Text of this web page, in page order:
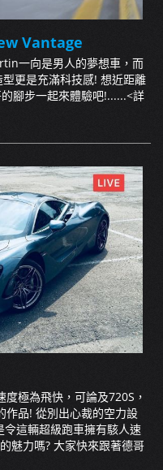
Vantage
一向是男人的夢想車，而
更是充滿科技感! 想近距離
腳步一起來體驗吧!......<詳
極為飛快，可論及720S，
作品! 從別出心裁的空力設
這輛超級跑車擁有駭人速
魅力嗎? 大家快來跟著德哥